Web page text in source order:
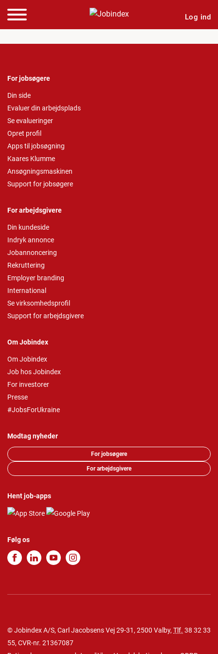
Log ind
For jobsøgere
Din side
Evaluer din arbejdsplads
Se evalueringer
Opret profil
Apps til jobsøgning
Kaares Klumme
Ansøgningsmaskinen
Support for jobsøgere
For arbejdsgivere
Din kundeside
Indryk annonce
Jobannoncering
Rekruttering
Employer branding
International
Se virksomhedsprofil
Support for arbejdsgivere
Om Jobindex
Om Jobindex
Job hos Jobindex
For investorer
Presse
#JobsForUkraine
Modtag nyheder
For jobsøgere
For arbejdsgivere
Hent job-apps
Følg os
© Jobindex A/S, Carl Jacobsens Vej 29-31, 2500 Valby, Tlf. 38 32 33
55, CVR-nr. 21367087